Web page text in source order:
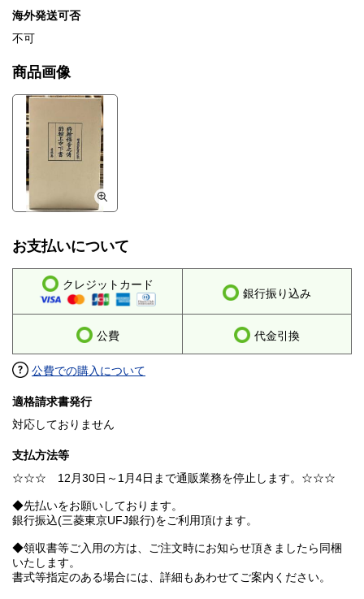
海外発送可否
不可
商品画像
お支払いについて
クレジットカード
銀行振り込み
公費 代金引換
公費での購入について
適格請求書発行
対応しておりません
支払方法等
☆☆☆ 12月30日～1月4日まで通販業務を停止します。☆☆☆
◆先払いをお願いしております。
銀行振込(三菱東京UFJ銀行)をご利用頂けます。
◆領収書等ご入用の方は、ご注文時にお知らせ頂きましたら同梱
いたします。
書式等指定のある場合には、詳細もあわせてご案内ください。